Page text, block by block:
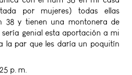
por mujeres) todas ellas
38 y tienen una montonera de
genial esta aportación a mi
la par que les daría un poquitín
p. m.